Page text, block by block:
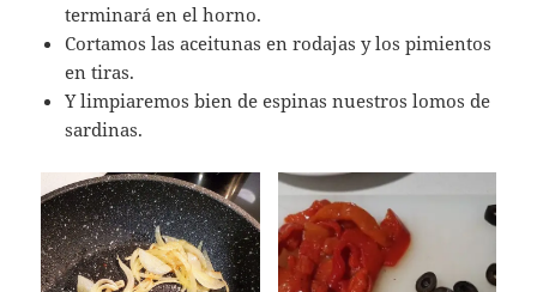
terminará en el horno.
Cortamos las aceitunas en rodajas y los pimientos
en tiras.
Y limpiaremos bien de espinas nuestros lomos de
sardinas.